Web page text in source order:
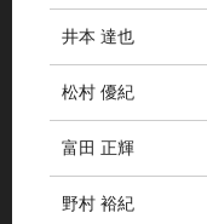
井本 達也
松村 優紀
富田 正輝
野村 裕紀